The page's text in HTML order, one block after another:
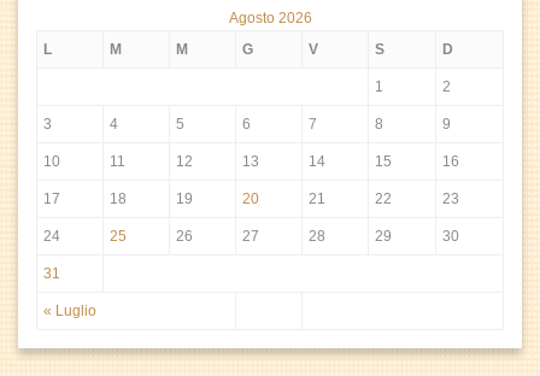
Agosto 2026
L
M M G V S D
« Luglio
1 2
3 4 5 6 7 8 9
10 11 12 13 14 15 16
17 18 19 20 21 22 23
24 25 26 27 28 29 30
31